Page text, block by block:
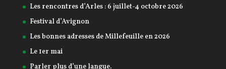
Les rencontres d’Arles : 6 juillet-4 octobre 2026
Festival d’Avignon
Les bonnes adresses de Millefeuille en 2026
Le 1er mai
Parler plus d’une langue.